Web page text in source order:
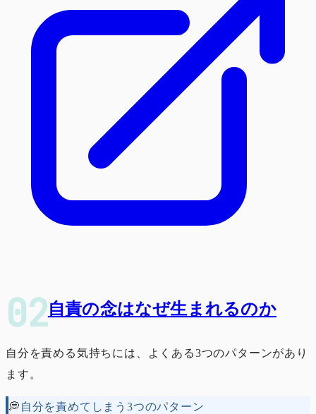
自責の念はなぜ生まれるのか
自分を責める気持ちには、よくある3つのパターンがあり
ます。
💭 自分を責めてしまう3つのパターン